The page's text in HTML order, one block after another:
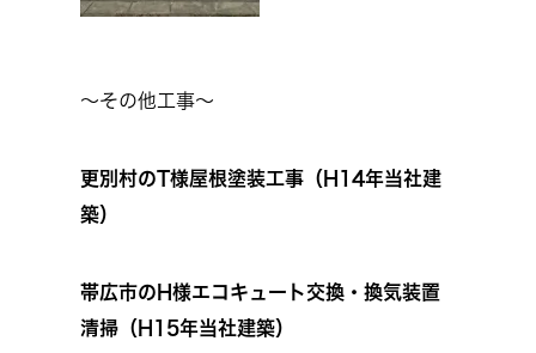
～その他工事～
更別村のT様屋根塗装工事（H14年当社建
築）
帯広市のH様エコキュート交換・換気装置
清掃（H15年当社建築）